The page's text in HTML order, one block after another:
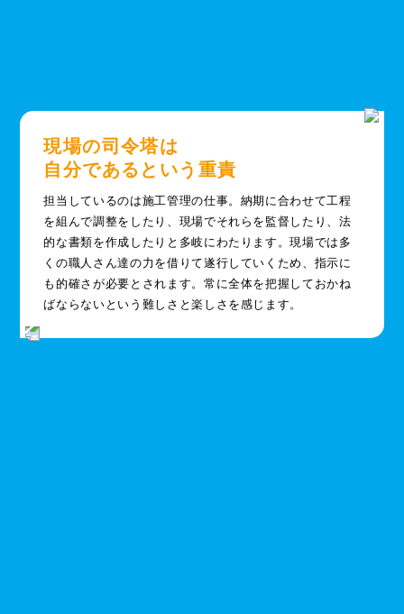
現場の司令塔は
自分であるという重責
担当しているのは施工管理の仕事。納期に合わせて工程
を組んで調整をしたり、現場でそれらを監督したり、法
的な書類を作成したりと多岐にわたります。現場では多
くの職人さん達の力を借りて遂行していくため、指示に
も的確さが必要とされます。常に全体を把握しておかね
ばならないという難しさと楽しさを感じます。